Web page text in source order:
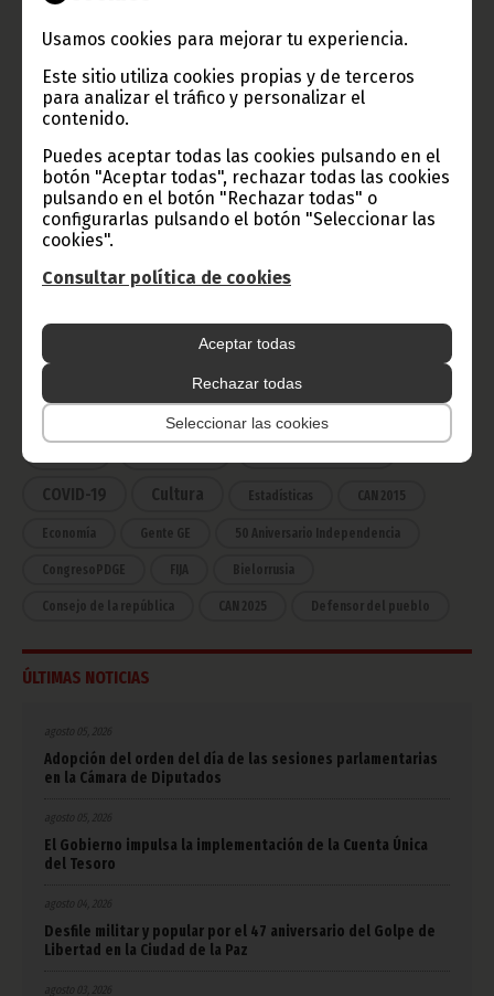
Usamos cookies para mejorar tu experiencia.
Este sitio utiliza cookies propias y de terceros
para analizar el tráfico y personalizar el
contenido.
Puedes aceptar todas las cookies pulsando en el
botón "Aceptar todas", rechazar todas las cookies
pulsando en el botón "Rechazar todas" o
configurarlas pulsando el botón "Seleccionar las
cookies".
Consultar política de cookies
Aceptar todas
Rechazar todas
Seleccionar las cookies
TVGE
Radio Nacional de Guinea
Ecuatorial
Haz click aquí para escuchar ahora
CATEGORÍAS
Noticias Gobierno
Presidencia
África
Deportes
COVID-19 Cultura Estadísticas CAN 2015
Economía Gente GE 50 Aniversario Independencia
CongresoPDGE FIJA Bielorrusia
Consejo de la república CAN 2025 Defensor del pueblo
ÚLTIMAS NOTICIAS
Adopción del orden del día de las sesiones parlamentarias
en la Cámara de Diputados
El Gobierno impulsa la implementación de la Cuenta Única
del Tesoro
agosto 04, 2026
Desfile militar y popular por el 47 aniversario del Golpe de
Libertad en la Ciudad de la Paz